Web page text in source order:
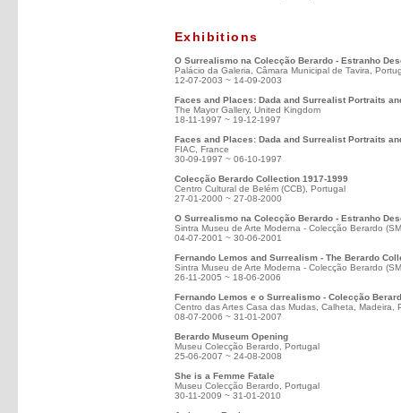
Exhibitions
O Surrealismo na Colecção Berardo - Estranho
Palácio da Galeria, Câmara Municipal de Tavira,
12-07-2003 ~ 14-09-2003
Faces and Places: Dada and Surrealist Portraits
The Mayor Gallery, United Kingdom
18-11-1997 ~ 19-12-1997
Faces and Places: Dada and Surrealist Portraits
FIAC, France
30-09-1997 ~ 06-10-1997
Colecção Berardo Collection 1917-1999
Centro Cultural de Belém (CCB), Portugal
27-01-2000 ~ 27-08-2000
O Surrealismo na Colecção Berardo - Estranho
Sintra Museu de Arte Moderna - Colecção Berardo
04-07-2001 ~ 30-06-2001
Fernando Lemos and Surrealism - The Berardo
Sintra Museu de Arte Moderna - Colecção Berardo
26-11-2005 ~ 18-06-2006
Fernando Lemos e o Surrealismo - Colecção
Centro das Artes Casa das Mudas, Calheta, Madeira,
08-07-2006 ~ 31-01-2007
Berardo Museum Opening
Museu Colecção Berardo, Portugal
25-06-2007 ~ 24-08-2008
She is a Femme Fatale
Museu Colecção Berardo, Portugal
30-11-2009 ~ 31-01-2010